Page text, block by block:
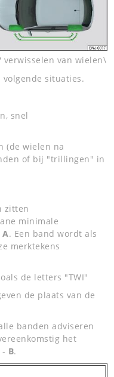
verwisselen van wielen\
situaties.
snel
(de wielen na
of bij "trillingen" in
zitten
minimale
A. Een band wordt als
merktekens
de letters "TWI"
de plaats van de
banden adviseren
het
B.